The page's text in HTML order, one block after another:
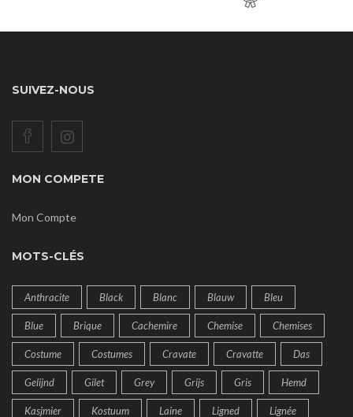
SUIVEZ-NOUS
MON COMPETE
Mon Compte
MOTS-CLÉS
Anthracite Black Blanc Blauw Bleu
Blue Brique Cachemire Chemise Chemises
Costume Costumes Cravate Cravatte Das
Gelijnd Gilet Grey Grijs Gris Hemd
Kasjmier Kostuum Laine Ligned Lignée